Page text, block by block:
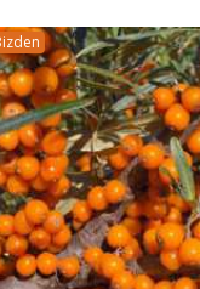
gibi bir hali olur
'ye kadar
kenarlara
tek değil şemsiye
üretilirler. Park ve
kullanılırlar. Ayrıca
ağacı,çalı